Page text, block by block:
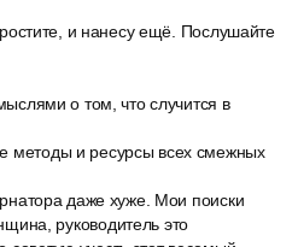
и нанесу ещё. Послушайте
о том, что случится в
методы и ресурсы всех смежных
даже хуже. Мои поиски
руководитель это